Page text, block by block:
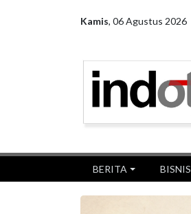
Kamis, 06 Agustus 2026
BERITA BISNIS